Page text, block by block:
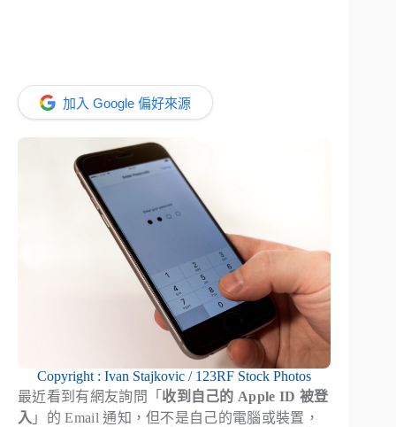
加入 Google 偏好來源
Copyright : Ivan Stajkovic / 123RF Stock Photos
最近看到有網友詢問「 收到自己的 Apple ID 被登
入 」的 Email 通知，但不是自己的電腦或裝置，